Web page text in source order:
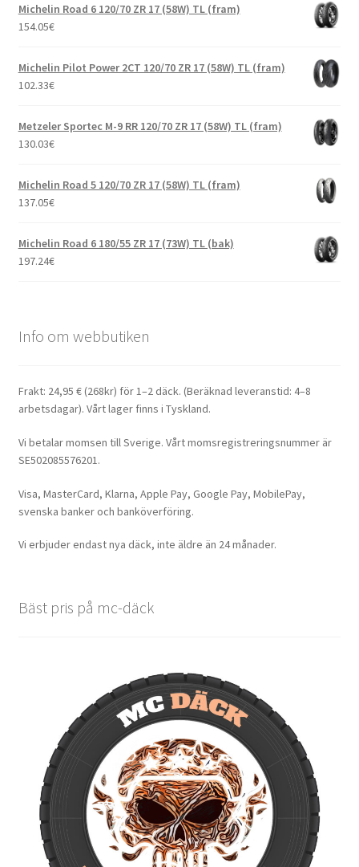
Michelin Road 6 120/70 ZR 17 (58W) TL (fram)
154.05€
Michelin Pilot Power 2CT 120/70 ZR 17 (58W) TL (fram)
102.33€
Metzeler Sportec M-9 RR 120/70 ZR 17 (58W) TL (fram)
130.03€
Michelin Road 5 120/70 ZR 17 (58W) TL (fram)
137.05€
Michelin Road 6 180/55 ZR 17 (73W) TL (bak)
197.24€
Info om webbutiken
Frakt: 24,95 € (268kr) för 1–2 däck. (Beräknad leveranstid: 4–8
arbetsdagar). Vårt lager finns i Tyskland.
Vi betalar momsen till Sverige. Vårt momsregistreringsnummer är
SE502085576201.
Visa, MasterCard, Klarna, Apple Pay, Google Pay, MobilePay,
svenska banker och banköverföring.
Vi erbjuder endast nya däck, inte äldre än 24 månader.
Bäst pris på mc-däck